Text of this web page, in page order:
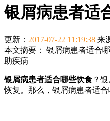
银屑病患者适
更新： 2017-07-22 11:19:38 来
本文摘要：
银屑病患者适合
助疾病
银屑病患者适合哪些饮食 ？
恢复。那么，银屑病患者适